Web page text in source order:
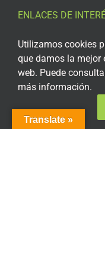
ENLACES DE
Aviso Legal
Política de privacidad
Política de privacidad
Política de cookies
Translate »
Utilizamos cookies
que damos la mejor
web. Puede
más información.